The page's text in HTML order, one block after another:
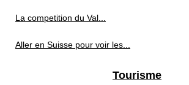
La competition du Val...
Aller en Suisse pour voir les...
Tourisme